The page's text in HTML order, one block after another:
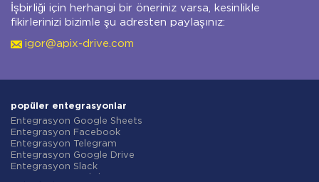
İşbirliği için herhangi bir öneriniz varsa, kesinlikle
fikirlerinizi bizimle şu adresten paylaşınız:
igor@apix-drive.com
popüler entegrasyonlar
Entegrasyon Google Sheets
Entegrasyon Facebook
Entegrasyon Telegram
Entegrasyon Google Drive
Entegrasyon Slack